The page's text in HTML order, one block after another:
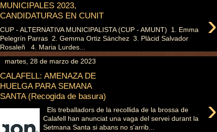
MUNICIPALES 2023,
CANDIDATURAS EN CUNIT
›
CUP - ALTERNATIVA MUNICIPALISTA (CUP - AMUNT) 1. Emma
Pelegrín Parras 2. Gemma Ortiz Sánchez 3. Plàcid Salvador
Rosaleñ 4. Maria Lurdes...
martes, 28 de marzo de 2023
CALAFELL: AMENAZA DE
HUELGA PARA SEMANA
SANTA (Recogida de basura)
›
Els treballadors de la recollida de la brossa de
Calafell han anunciat una vaga del servei durant la
Setmana Santa si abans no s'arrib...